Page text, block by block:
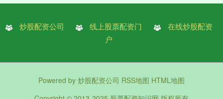
炒股配资公司
线上股票配资门
户
在线炒股配资
Powered by 炒股配资公司 RSS地图 HTML地图